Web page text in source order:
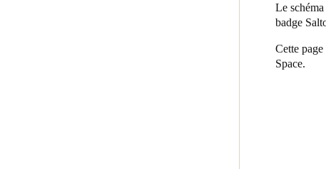
Le
badge
Cette
Space.